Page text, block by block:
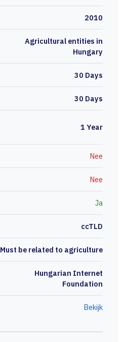
2010
Agricultural entities in
Hungary
30 Days
30 Days
1 Year
Nee
Nee
Ja
ccTLD
Must be related to agriculture
Hungarian Internet
Foundation
Bekijk